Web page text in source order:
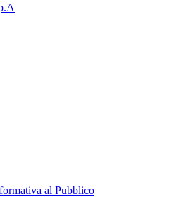
al Pubblico